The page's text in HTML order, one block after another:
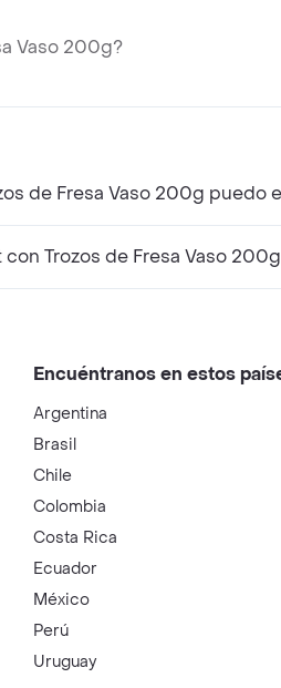
Vaso 200g?
de Fresa Vaso 200g puedo
Trozos de Fresa Vaso
Encuéntranos en estos
Argentina
Brasil
Chile
Colombia
Costa Rica
Ecuador
México
Perú
Uruguay